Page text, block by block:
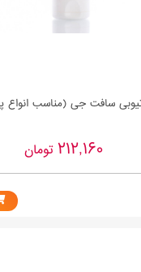
سافت جی (مناسب
212,160تومان